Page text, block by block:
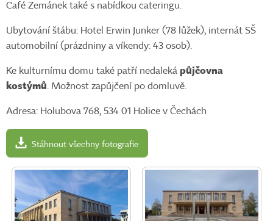
Café Zemánek také s nabídkou cateringu.
Ubytování štábu: Hotel Erwin Junker (78 lůžek), internát SŠ
automobilní (prázdniny a víkendy: 43 osob).
Ke kulturnímu domu také patří nedaleká půjčovna
kostýmů. Možnost zapůjčení po domluvě.
Adresa: Holubova 768, 534 01 Holice v Čechách
Stáhnout všechny fotografie